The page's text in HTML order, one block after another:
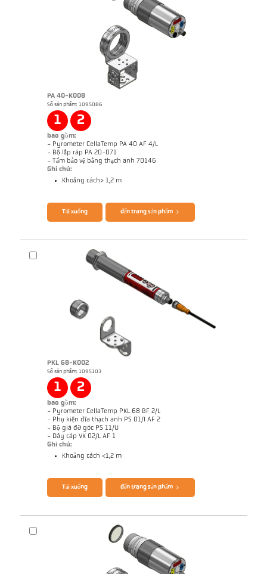
PA 40-K008
Số sản phẩm: 1095086
1 2
bao gồm:
- Pyrometer CellaTemp PA 40 AF 4/L
- Bộ lắp ráp PA 20-071
- Tấm bảo vệ bằng thạch anh 70146
Ghi chú:
Khoảng cách> 1,2 m
Brochure CellaTemp PA
Tải xuống đến trang sản phẩm
PKL 68-K002
Số sản phẩm: 1095103
1 2
bao gồm:
- Pyrometer CellaTemp PKL 68 BF 2/L
- Phụ kiện đĩa thạch anh PS 01/I AF 2
- Bộ giá đỡ góc PS 11/U
- Dây cáp VK 02/L AF 1
Ghi chú:
Khoảng cách <1,2 m
Brochure CellaTemp PK PKF PKL
Tải xuống đến trang sản phẩm